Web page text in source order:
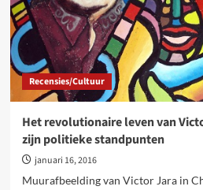
Recensies/Cultuur
Het revolutionaire leven van
zijn politieke standpunten
januari 16, 2016
Muurafbeelding van Victor Jara in